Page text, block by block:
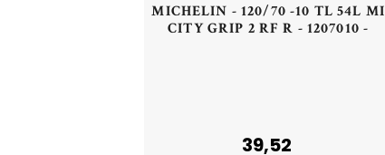
MICHELIN - 120/70 -10 TL 54L MI
CITY GRIP 2 RF R - 1207010 -
39,52